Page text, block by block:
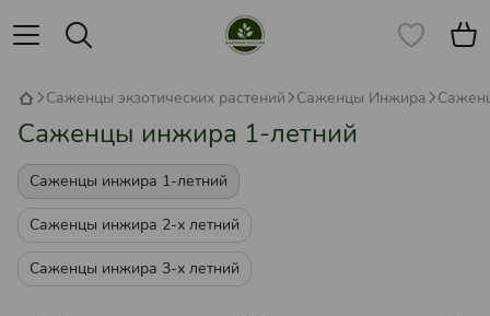
Саженцы экзотических растений Саженцы Инжира
Саженцы инжира 1-летний
Саженцы инжира 1-летний
Саженцы инжира 2-х летний
Саженцы инжира 3-х летний